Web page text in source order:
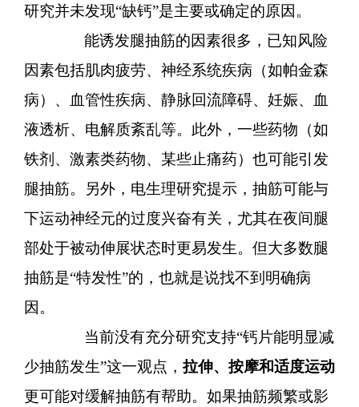
研究并未发现“缺钙”是主要或确定的原因。
能诱发腿抽筋的因素很多，已知风险
因素包括肌肉疲劳、神经系统疾病（如帕金森
病）、血管性疾病、静脉回流障碍、妊娠、血
液透析、电解质紊乱等。此外，一些药物（如
铁剂、激素类药物、某些止痛药）也可能引发
腿抽筋。另外，电生理研究提示，抽筋可能与
下运动神经元的过度兴奋有关，尤其在夜间腿
部处于被动伸展状态时更易发生。但大多数腿
抽筋是“特发性”的，也就是说找不到明确病
因。
当前没有充分研究支持“钙片能明显减
少抽筋发生”这一观点， 拉伸、按摩和适度运动
更可能对缓解抽筋有帮助。如果抽筋频繁或影